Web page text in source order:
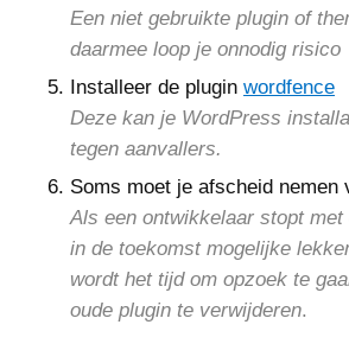
Een niet gebruikte plugin of
daarmee loop je onnodig risico
Installeer de plugin wordfence
Deze kan je WordPress
tegen aanvallers.
Soms moet je afscheid nemen
Als een ontwikkelaar stopt
in de toekomst mogelijke
wordt het tijd om opzoek te
oude plugin te verwijderen.